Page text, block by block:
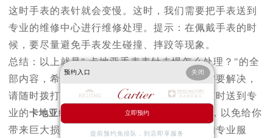
这时手表的表针就会变慢。这时，我们需要把手表送到
专业的维修中心进行维修处理。提示：在佩戴手表的时
候，要尽量避免手表发生碰撞、摔跤等现象。
总结：以上就是" 卡地亚手表表针走慢怎么处理？"的全
部内容，希望能帮到您。如果您有任何问题需要解决，
请随时拨打服务电话进行详细咨询。你可以随时送到专
业的卡地亚维修服务中心
，及时维护你的手表，以免给你
带来巨大损失。我们将随时为你提供高质量的专业服
预约入口 关闭
立即预约
提前预约免排队，到店即享服务